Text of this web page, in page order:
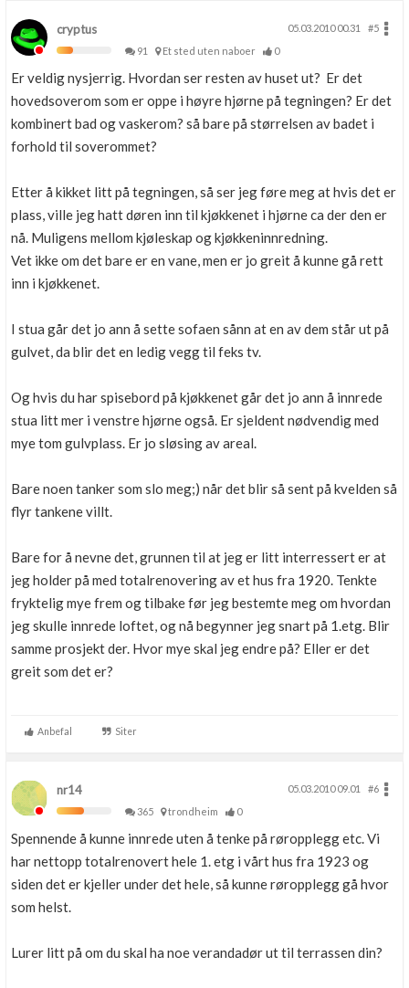
cryptus 05.03.2010 00.31
#5
91
Et sted uten naboer 0
Er veldig nysjerrig. Hvordan ser resten av huset ut? Er det
hovedsoverom som er oppe i høyre hjørne på tegningen? Er det
kombinert bad og vaskerom? så bare på størrelsen av badet i
forhold til soverommet?
Etter å kikket litt på tegningen, så ser jeg føre meg at hvis det er
plass, ville jeg hatt døren inn til kjøkkenet i hjørne ca der den er
nå. Muligens mellom kjøleskap og kjøkkeninnredning.
Vet ikke om det bare er en vane, men er jo greit å kunne gå rett
inn i kjøkkenet.
I stua går det jo ann å sette sofaen sånn at en av dem står ut på
gulvet, da blir det en ledig vegg til feks tv.
Og hvis du har spisebord på kjøkkenet går det jo ann å innrede
stua litt mer i venstre hjørne også. Er sjeldent nødvendig med
mye tom gulvplass. Er jo sløsing av areal.
Bare noen tanker som slo meg;) når det blir så sent på kvelden så
flyr tankene villt.
Bare for å nevne det, grunnen til at jeg er litt interressert er at
jeg holder på med totalrenovering av et hus fra 1920. Tenkte
fryktelig mye frem og tilbake før jeg bestemte meg om hvordan
jeg skulle innrede loftet, og nå begynner jeg snart på 1.etg. Blir
samme prosjekt der. Hvor mye skal jeg endre på? Eller er det
greit som det er?
Anbefal Siter
nr14 05.03.2010 09.01
#6
365
trondheim 0
Spennende å kunne innrede uten å tenke på røropplegg etc. Vi
har nettopp totalrenovert hele 1. etg i vårt hus fra 1923 og
siden det er kjeller under det hele, så kunne røropplegg gå hvor
som helst.
Lurer litt på om du skal ha noe verandadør ut til terrassen din?